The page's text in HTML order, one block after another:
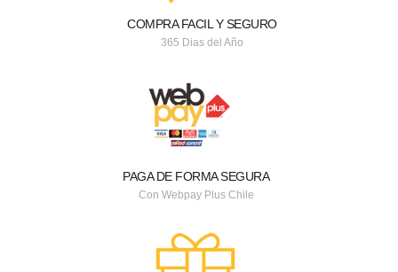
COMPRA FACIL Y SEGURO
365 Dias del Año
PAGA DE FORMA SEGURA
Con Webpay Plus Chile